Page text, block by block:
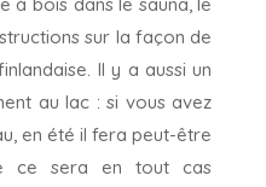
sur la façon de
Il y a aussi un
au lac : si vous avez
en été il fera peut-être
ce sera en tout cas